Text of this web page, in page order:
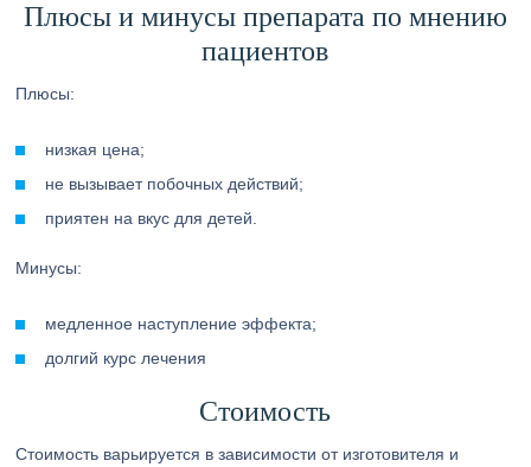
Плюсы и минусы препарата по мнению
пациентов
Плюсы:
низкая цена;
не вызывает побочных действий;
приятен на вкус для детей.
Минусы:
медленное наступление эффекта;
долгий курс лечения
Стоимость
Стоимость варьируется в зависимости от изготовителя и